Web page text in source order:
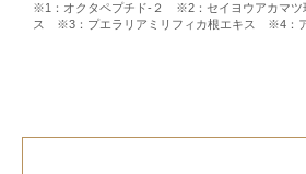
※1：オクタペプチド-２ ※2：セイヨウアカマツ
ス ※3：プエラリアミリフィカ根エキス ※4：ア